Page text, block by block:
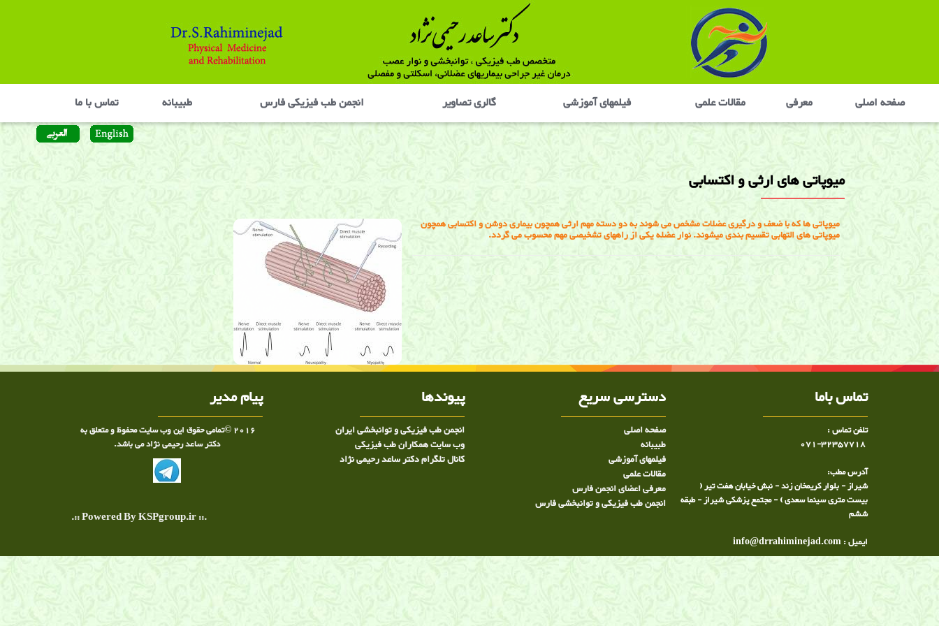
صفحه اصلی معرفی مقالات علمی فيلمهای آموزشی گالری تصاوير انجمن طب فیزیکی فارس طبیبانه تماس با ما
میوپاتی های ارثی و اکتسابی
میوپاتی ها که با ضعف و درگیری عضلات مشخص می شوند به دو دسته مهم ارثی همچون بیماری دوشن و اکتسابی همچون
میوپاتی های التهابی تقسیم بندی میشوند. نوار عضله یکی از راههای تشخیصی مهم محسوب می گردد.
میوپاتی,دوشن, دیستروفی عضلانی, ضعف عضلانی,نوار عضله,الکترومیوگرافی, توانبخشی, شیراز, دکتر ساعد
رحیمی نژاد متخصص میوپاتی ارثی در شیراز, دکتر ساعد رحیمی نژاد متخصص توانبخشی در شیراز
تماس باما
تلفن تماس :
آدرس مطب:
شیراز - بلوار کریمخان زند - نبش خیابان هفت تیر (
بیست متری سینما سعدی ) - مجتمع پزشکی شیراز - طبقه
ششم
ایمیل : info@drrahiminejad.com
دسترسی سریع
صفحه اصلی
طبيبانه
فیلمهای آموزشی
مقالات علمی
معرفی اعضای انجمن فارس
انجمن طب فیزیکی و توانبخشی فارس
پیوندها
انجمن طب فیزیکی و توانبخشی ایران
وب سایت همکاران طب فیزیکی
کانال تلگرام دکتر ساعد رحیمی نژاد
پیام مدیر
2016 ©تمامی حقوق این وب سایت محفوظ و متعلق به
دکتر ساعد رحیمی نژاد می باشد.
.:: Powered By KSPgroup.ir ::.